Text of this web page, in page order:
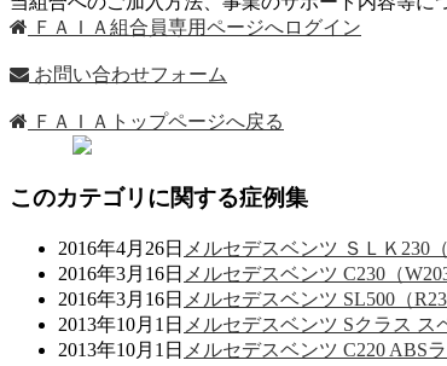
ＦＡＩＡ組合員専用ページへログイン
お問い合わせフォーム
ＦＡＩＡトップページへ戻る
このカテゴリに関する症例集
2016年4月26日 メルセデスベンツ ＳＬＫ
2016年3月16日 メルセデスベンツ C230（
2016年3月16日 メルセデスベンツ SL500（
2013年10月1日 メルセデスベンツ Sクラス
2013年10月1日 メルセデスベンツ C220 ABS